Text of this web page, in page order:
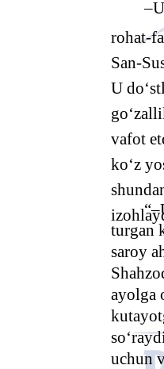
rohat-
San-
U
vafot
ko‘z
turgan
saroy
ayolga
uchun